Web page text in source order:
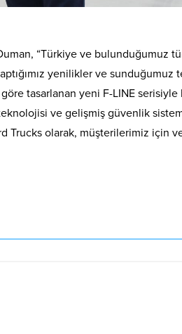
“Türkiye ve bulunduğumuz
yenilikler ve sunduğumuz
tasarlanan yeni F-LINE
ve gelişmiş güvenlik
Trucks olarak, müşterilerimiz için